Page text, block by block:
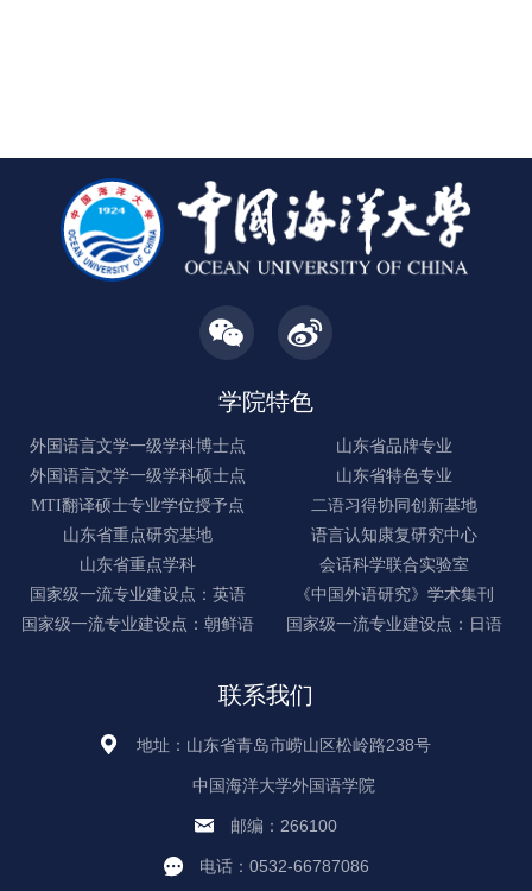
学院特色
外国语言文学一级学科博士点
山东省品牌专业
外国语言文学一级学科硕士点
山东省特色专业
MTI翻译硕士专业学位授予点
二语习得协同创新基地
山东省重点研究基地
语言认知康复研究中心
山东省重点学科
会话科学联合实验室
国家级一流专业建设点：英语
《中国外语研究》学术集刊
国家级一流专业建设点：朝鲜语
国家级一流专业建设点：日语
联系我们
地址：山东省青岛市崂山区松岭路238号
中国海洋大学外国语学院
邮编：266100
电话：0532-66787086